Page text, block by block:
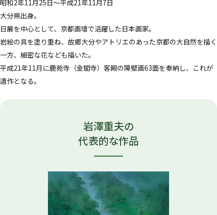
昭和2年11月25日～平成21年11月7日
大分県出身。
日展を中心として、京都画壇で活躍した日本画家。
岩絵の具を塗り重ね、故郷大分やアトリエのあった京都の大自然を描く
一方、細密な花なども描いた。
平成21年11月に鹿苑寺（金閣寺）客殿の障壁画63面を奉納し、これが
遺作となる。
岩澤重夫の
代表的な作品